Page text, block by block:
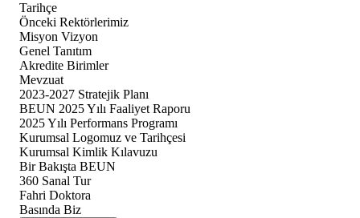
Tarihçe
Önceki Rektörlerimiz
Misyon Vizyon
Genel Tanıtım
Akredite Birimler
Mevzuat
2023-2027 Stratejik Planı
BEUN 2025 Yılı Faaliyet Raporu
2025 Yılı Performans Programı
Kurumsal Logomuz ve Tarihçesi
Kurumsal Kimlik Kılavuzu
Bir Bakışta BEUN
360 Sanal Tur
Fahri Doktora
Basında Biz